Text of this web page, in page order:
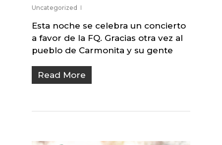
Uncategorized
Esta noche se celebra un concierto
a favor de la FQ. Gracias otra vez al
pueblo de Carmonita y su gente
Read More